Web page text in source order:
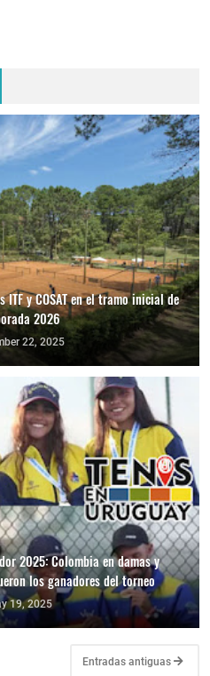
y COSAT en el tramo inicial de
2026
22, 2025
2025: Colombia en damas y
los ganadores del torneo
19, 2025
Entradas antiguas